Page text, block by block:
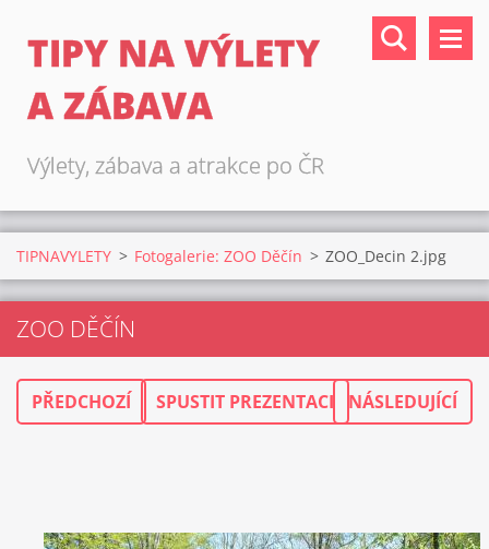
TIPY NA VÝLETY
A ZÁBAVA
Výlety, zábava a atrakce po ČR
TIPNAVYLETY > Fotogalerie: ZOO Děčín > ZOO_Decin 2.jpg
ZOO DĚČÍN
PŘEDCHOZÍ SPUSTIT PREZENTACI NÁSLEDUJÍCÍ